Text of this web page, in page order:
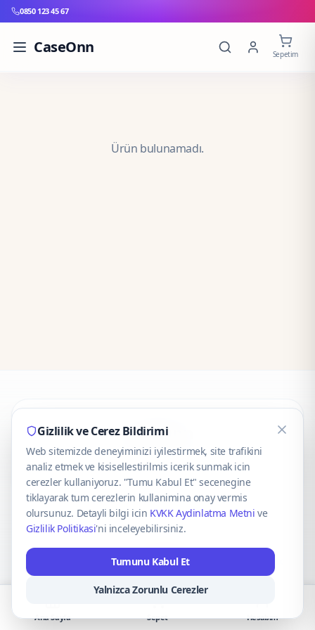
0850 123 45 67
CaseOnn Sepetim
Ürün bulunamadı.
CaseOnn
© 2025 CaseOnn. Tüm hakları saklıdır.
VISA Mastercard
Gizlilik ve Cerez Bildirimi
Web sitemizde deneyiminizi iyilestirmek, site trafikini
analiz etmek ve kisisellestirilmis icerik sunmak icin
cerezler kullaniyoruz. "Tumu Kabul Et" secenegine
tiklayarak tum cerezlerin kullanimina onay vermis
olursunuz. Detayli bilgi icin KVKK Aydinlatma Metni ve
Gizlilik Politikasi'ni inceleyebilirsiniz.
Tumunu Kabul Et
Yalnizca Zorunlu Cerezler
Ana Sayfa Sepet Hesabım